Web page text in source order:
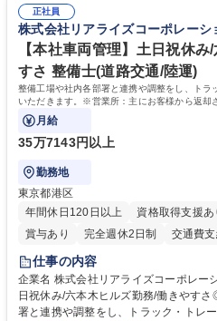
す。 ※業務の変更範囲：会社の定める業務※ 募集職種 【コーポ
務】未経験歓迎/土日祝休/エンタメを支
ルーティンワークに留まらず、外注事
など、自らの裁量で組織の仕組みづく
■土日祝休みで、プライベートと両立
す。 学歴・資格 学歴：大学院 大学 高専 短大 専修学校 高校 語学力： 資
格：
正社員
株式会社リアライズコーポレーシ
【本社車両管理】土日祝休
すさ 整備士(道路交通/陸運)
整備工場や社内各部署と連携や調整をし、トラ
いただきます。※営業所：主にお客様から返却
のお客様にお貸し出しするための拠点
月給
35万7143円以上
勤務地
東京都港区
年間休日120日以上
資格取得支援あ
賞与あり
完全週休2日制 交通費
仕事の内容
企業名 株式会社リアライズコーポレーション 求人名 【本社車
日祝休み/六本木ヒルズ勤務/働きやすさ◎ 仕事の内容 整備工場や社内
署と連携や調整をし、トラック・トレ